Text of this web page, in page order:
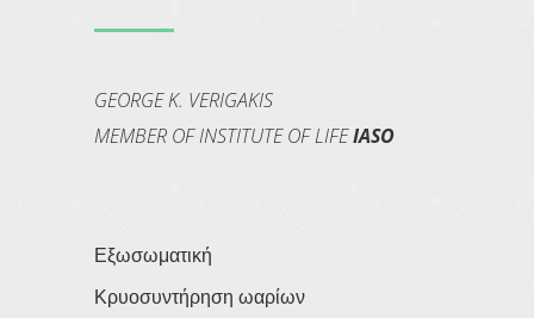
GEORGE K. VERIGAKIS
MEMBER OF INSTITUTE OF LIFEIASO
Εξωσωματική
Κρυοσυντήρηση ωαρίων